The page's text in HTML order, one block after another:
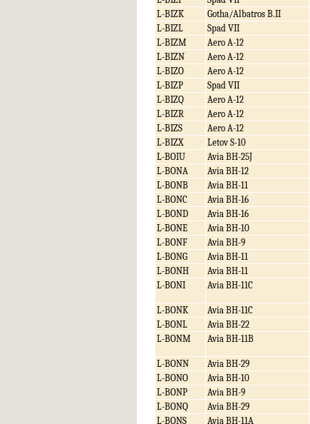
L-BIZK
Gotha/Albatros B.II
L-BIZL
Spad VII
L-BIZM
Aero A-12
L-BIZN
Aero A-12
L-BIZO
Aero A-12
L-BIZP
Spad VII
L-BIZQ
Aero A-12
L-BIZR
Aero A-12
L-BIZS
Aero A-12
L-BIZX
Letov S-10
L-BOIU
Avia BH-25J
L-BONA
Avia BH-12
L-BONB
Avia BH-11
L-BONC
Avia BH-16
L-BOND
Avia BH-16
L-BONE
Avia BH-10
L-BONF
Avia BH-9
L-BONG
Avia BH-11
L-BONH
Avia BH-11
L-BONI
Avia BH-11C
L-BONK
Avia BH-11C
L-BONL
Avia BH-22
L-BONM
Avia BH-11B
L-BONN
Avia BH-29
L-BONO
Avia BH-10
L-BONP
Avia BH-9
L-BONQ
Avia BH-29
L-BONS
Avia BH-11A